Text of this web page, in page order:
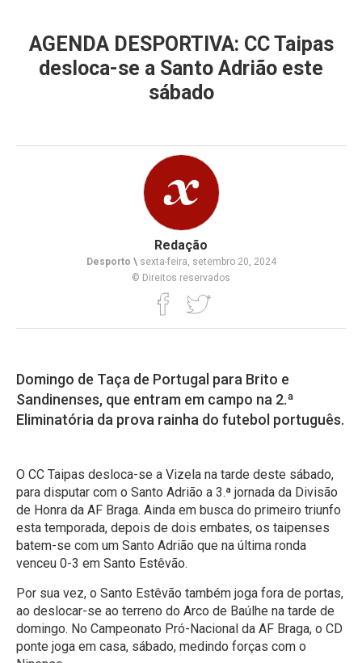
AGENDA DESPORTIVA: CC Taipas
desloca-se a Santo Adrião este
sábado
Redação
Desporto \sexta-feira, setembro 20, 2024
© Direitos reservados
Domingo de Taça de Portugal para Brito e
Sandinenses, que entram em campo na 2.ª
Eliminatória da prova rainha do futebol português.
O CC Taipas desloca-se a Vizela na tarde deste sábado,
para disputar com o Santo Adrião a 3.ª jornada da Divisão
de Honra da AF Braga. Ainda em busca do primeiro triunfo
esta temporada, depois de dois embates, os taipenses
batem-se com um Santo Adrião que na última ronda
venceu 0-3 em Santo Estêvão.
Por sua vez, o Santo Estêvão também joga fora de portas,
ao deslocar-se ao terreno do Arco de Baúlhe na tarde de
domingo. No Campeonato Pró-Nacional da AF Braga, o CD
ponte joga em casa, sábado, medindo forças com o